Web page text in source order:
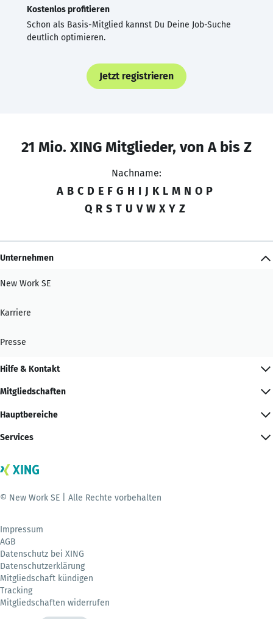
Kostenlos profitieren
Schon als Basis-Mitglied kannst Du Deine Job-Suche
deutlich optimieren.
Jetzt registrieren
21 Mio. XING Mitglieder, von A bis Z
Nachname:
A B C D E F G H I J K L M N O P
Q R S T U V W X Y Z
Unternehmen
New Work SE
Karriere
Presse
Hilfe & Kontakt
Mitgliedschaften
Hauptbereiche
Services
© New Work SE | Alle Rechte vorbehalten
Impressum
AGB
Datenschutz bei XING
Datenschutzerklärung
Mitgliedschaft kündigen
Tracking
Mitgliedschaften widerrufen